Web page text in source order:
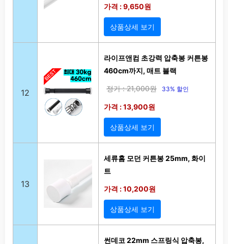
가격 : 9,650원
상품상세 보기
12
라이프앤컴 초강력 압축봉 커튼봉
460cm까지, 매트 블랙
정가 : 21,000원 33% 할인
가격 : 13,900원
상품상세 보기
13
세류홈 모던 커튼봉 25mm, 화이
트
가격 : 10,200원
상품상세 보기
썬데코 22mm 스프링식 압축봉,